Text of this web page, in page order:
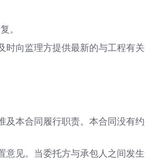
。
向监理方提供最新的与工程有关
本合同履行职责。本合同没有
见。当委托方与承包人之间发